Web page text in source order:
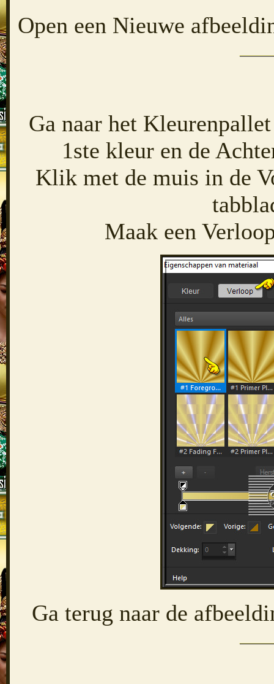
Open een Nieuwe
Ga naar het
1ste kleur en de
Klik met de muis in de
Maak een
Ga terug naar de